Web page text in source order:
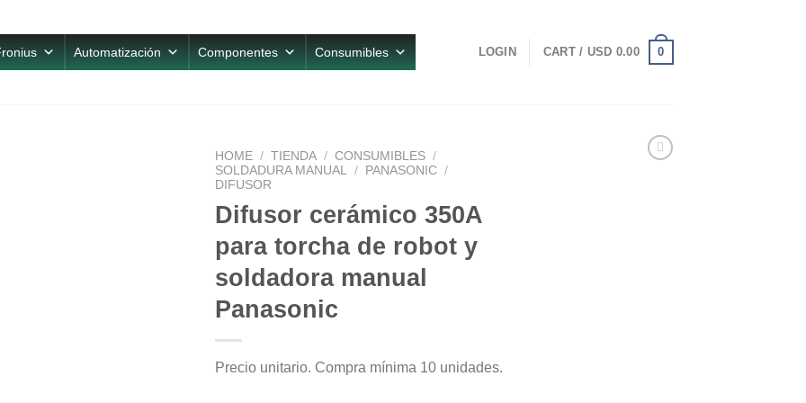
Automatización Componentes Consumibles LOGIN CART / USD 0.00 0
HOME / TIENDA / CONSUMIBLES /
SOLDADURA MANUAL / PANASONIC /
DIFUSOR
Difusor cerámico 350A
para torcha de robot y
soldadora manual
Panasonic
Precio unitario. Compra mínima 10 unidades.